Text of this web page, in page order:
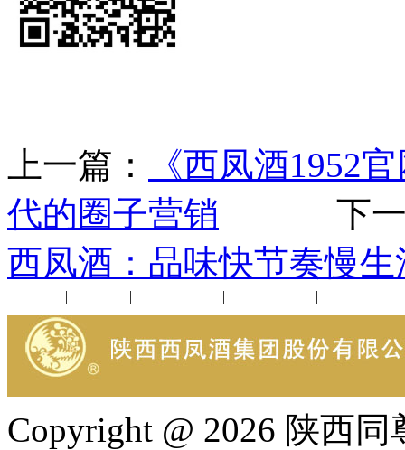
上一篇：
《西凤酒1952
代的圈子营销 下一
西凤酒：品味快节奏慢生
| | | |
Copyright @ 2026 陕西